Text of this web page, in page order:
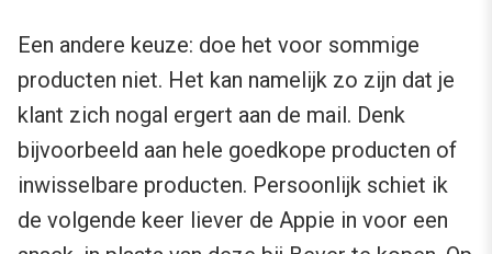
Een andere keuze: doe het voor sommige
producten niet. Het kan namelijk zo zijn dat je
klant zich nogal ergert aan de mail. Denk
bijvoorbeeld aan hele goedkope producten of
inwisselbare producten. Persoonlijk schiet ik
de volgende keer liever de Appie in voor een